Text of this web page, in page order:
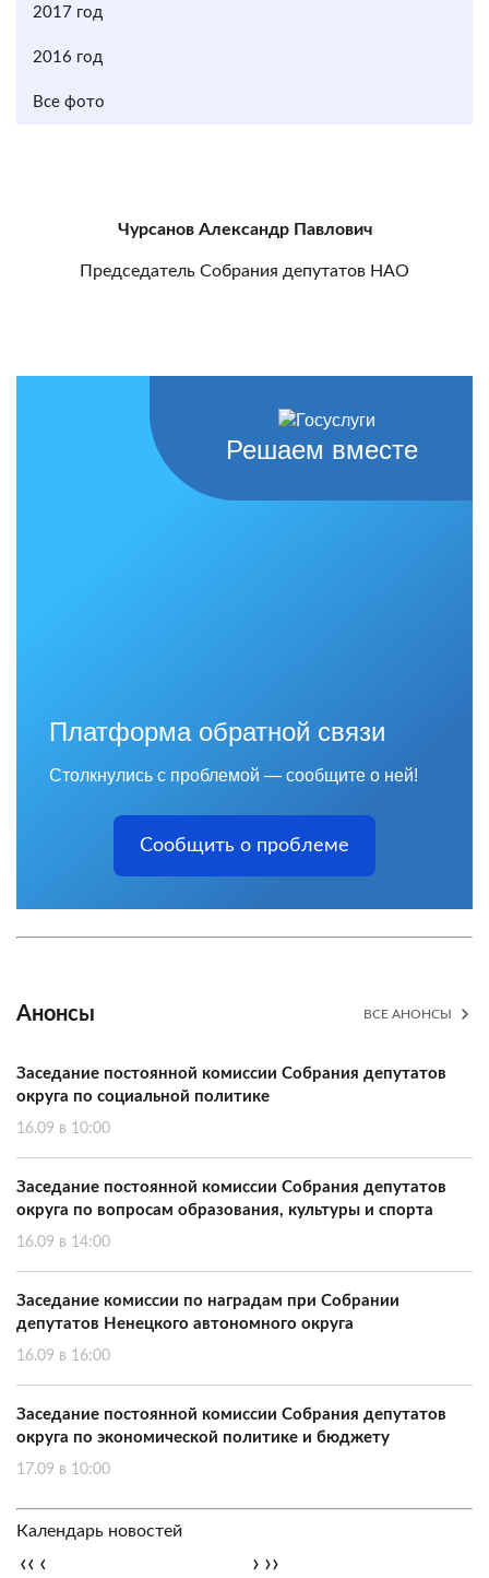
2017 год
2016 год
Все фото
Чурсанов Александр Павлович
Председатель Собрания депутатов НАО
Решаем вместе
Платформа обратной связи
Столкнулись с проблемой — сообщите о ней!
Сообщить о проблеме
Анонсы ВСЕ АНОНСЫ
Заседание постоянной комиссии Собрания депутатов
округа по социальной политике
16.09 в 10:00
Заседание постоянной комиссии Собрания депутатов
округа по вопросам образования, культуры и спорта
16.09 в 14:00
Заседание комиссии по наградам при Собрании
депутатов Ненецкого автономного округа
16.09 в 16:00
Заседание постоянной комиссии Собрания депутатов
округа по экономической политике и бюджету
17.09 в 10:00
Календарь новостей
‹‹ ‹ › ››